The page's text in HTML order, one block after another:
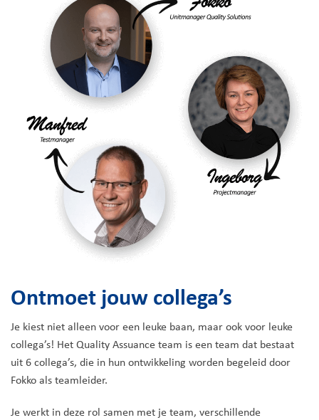
Ontmoet jouw collega’s
Je kiest niet alleen voor een leuke baan, maar ook voor leuke
collega’s! Het Quality Assuance team is een team dat bestaat
uit 6 collega’s, die in hun ontwikkeling worden begeleid door
Fokko als teamleider.
Je werkt in deze rol samen met je team, verschillende